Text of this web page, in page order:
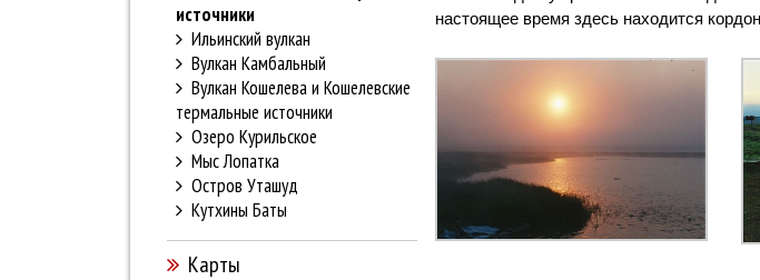
источники
Ильинский вулкан
Вулкан Камбальный
Вулкан Кошелева и Кошелевские
термальные источники
Озеро Курильское
Мыс Лопатка
Остров Уташуд
Кутхины Баты
Карты
настоящее время здесь находится